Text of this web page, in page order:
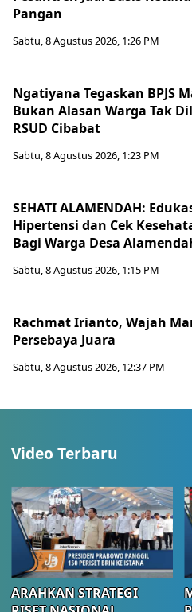
Pangan
Sabtu, 8 Agustus 2026, 1:26 PM
Ngatiyana Tegaskan BPJS
Bukan Alasan Warga Tak
RSUD Cibabat
Sabtu, 8 Agustus 2026, 1:23 PM
SEHATI ALAMENDAH:
Hipertensi dan Cek
Bagi Warga Desa
Sabtu, 8 Agustus 2026, 1:15 PM
Rachmat Irianto, Wajah
Persebaya Juara
Sabtu, 8 Agustus 2026, 12:37 PM
Video Terbaru
ARAHKAN STRATEGI